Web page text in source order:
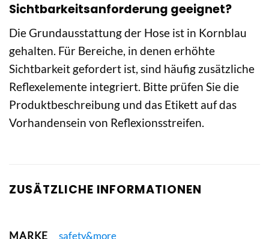
Sichtbarkeitsanforderung geeignet?
Die Grundausstattung der Hose ist in Kornblau
gehalten. Für Bereiche, in denen erhöhte
Sichtbarkeit gefordert ist, sind häufig zusätzliche
Reflexelemente integriert. Bitte prüfen Sie die
Produktbeschreibung und das Etikett auf das
Vorhandensein von Reflexionsstreifen.
ZUSÄTZLICHE INFORMATIONEN
MARKE safety&more